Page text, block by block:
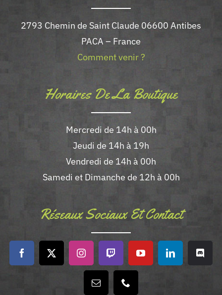
2793 Chemin de Saint Claude 06600 Antibes
PACA – France
Comment venir ?
Horaires De La Boutique
Mercredi de 14h à 00h
Jeudi de 14h à 19h
Vendredi de 14h à 00h
Samedi et Dimanche de 12h à 00h
Réseaux Sociaux Et Contact